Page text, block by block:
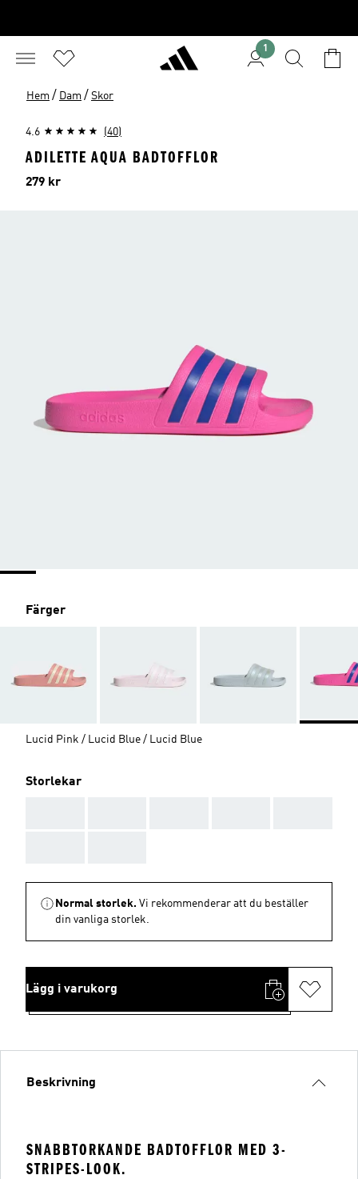
1
Hem / Dam / Skor
4.6 (40)
ADILETTE AQUA BADTOFFLOR
Pris
279 kr
Färger
Lucid Pink / Lucid Blue / Lucid Blue
Storlekar
Normal storlek. Vi rekommenderar att du beställer
din vanliga storlek.
Lägg i varukorg
Beskrivning
SNABBTORKANDE BADTOFFLOR MED 3-
STRIPES-LOOK.